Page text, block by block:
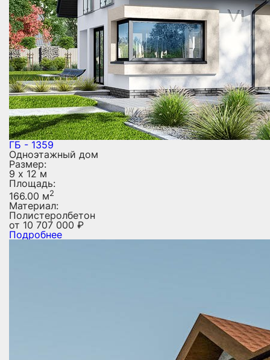
ГБ - 1359
Одноэтажный дом
Размер:
9 х 12 м
Площадь:
166.00 м2
Материал:
Полистеролбетон
от 10 707 000 ₽
Подробнее